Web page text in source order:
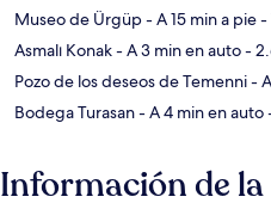
Museo de Ürgüp- A 15 min a pie-
Asmalı Konak- A 3 min en auto-
Pozo de los deseos de Temenni-
Bodega Turasan- A 4 min en auto
Información de